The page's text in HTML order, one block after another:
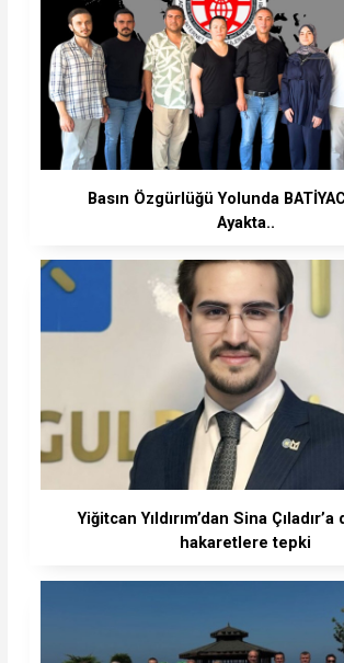
Basın Özgürlüğü Yolunda
Ayakta..
Yiğitcan Yıldırım’dan Sina
hakaretlere tepki